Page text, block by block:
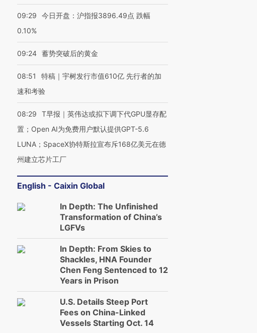
会，让数智科技“链”接产
【特别呈现】寻找100种
有意思的生活方式·第三对
CFO：不靠规模取胜，华
09:29
今日开盘：沪指报3896.49点 跌幅
0.10%
09:24 蓄势突破后的黄金
08:51
特稿｜宇树发行市值610亿 先行者的加
速和考验
08:29
T早报｜英伟达或拟下调下代GPU显存配
置；Open AI为免费用户默认提供GPT-5.6
LUNA；SpaceX协特斯拉宣布斥168亿美元在德
州建立芯片工厂
English - Caixin Global
In Depth: The Unfinished
Transformation of China’s
LGFVs
In Depth: From Skies to
Shackles, HNA Founder
Chen Feng Sentenced to 12
Years in Prison
U.S. Details Steep Port
Fees on China-Linked
Vessels Starting Oct. 14